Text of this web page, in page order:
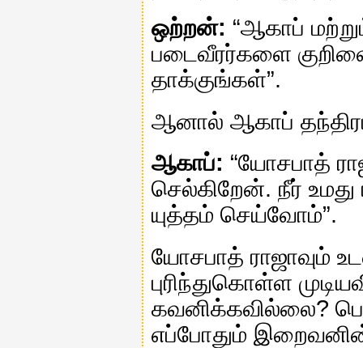
ஒற்றன்: “ஆகாப்
படைவீரர்களை
தாக்குங்கள்”.
ஆனால் ஆகாப்
ஆகாப்: “யோசபாத்
செல்கிறேன். நீர்
யுத்தம் செய்வோம்”.
யோசபாத் ராஜாவும்
புரிந்துகொள்ள
கவனிக்கவில்லை?
எப்போதும்